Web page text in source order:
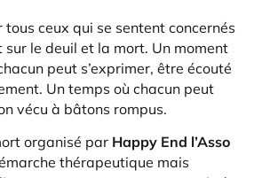
tous ceux qui se sentent concernés
sur le deuil et la mort. Un moment
peut s’exprimer, être écouté
Un temps où chacun peut
vécu à bâtons rompus.
organisé par Happy End l’Asso
thérapeutique mais